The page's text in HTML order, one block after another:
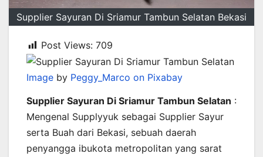
Supplier Sayuran Di Sriamur Tambun Selatan Bekasi
Post Views: 709
Image by Peggy_Marco on Pixabay
Supplier Sayuran Di Sriamur Tambun Selatan :
Mengenal Supplyyuk sebagai Supplier Sayur
serta Buah dari Bekasi, sebuah daerah
penyangga ibukota metropolitan yang sarat